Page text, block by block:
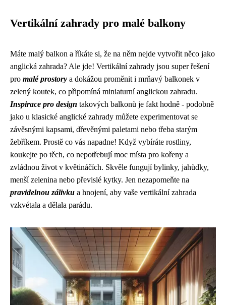
Vertikální zahrady pro malé balkony
Máte malý balkon a říkáte si, že na něm nejde vytvořit něco jako
anglická zahrada? Ale jde! Vertikální zahrady jsou super řešení
pro malé prostory a dokážou proměnit i mrňavý balkonek v
zelený koutek, co připomíná miniaturní anglickou zahradu.
Inspirace pro design takových balkonů je fakt hodně - podobně
jako u klasické anglické zahrady můžete experimentovat se
závěsnými kapsami, dřevěnými paletami nebo třeba starým
žebříkem. Prostě co vás napadne! Když vybíráte rostliny,
koukejte po těch, co nepotřebují moc místa pro kořeny a
zvládnou život v květináčích. Skvěle fungují bylinky, jahůdky,
menší zelenina nebo převislé kytky. Jen nezapomeňte na
pravidelnou zálivku a hnojení, aby vaše vertikální zahrada
vzkvétala a dělala parádu.